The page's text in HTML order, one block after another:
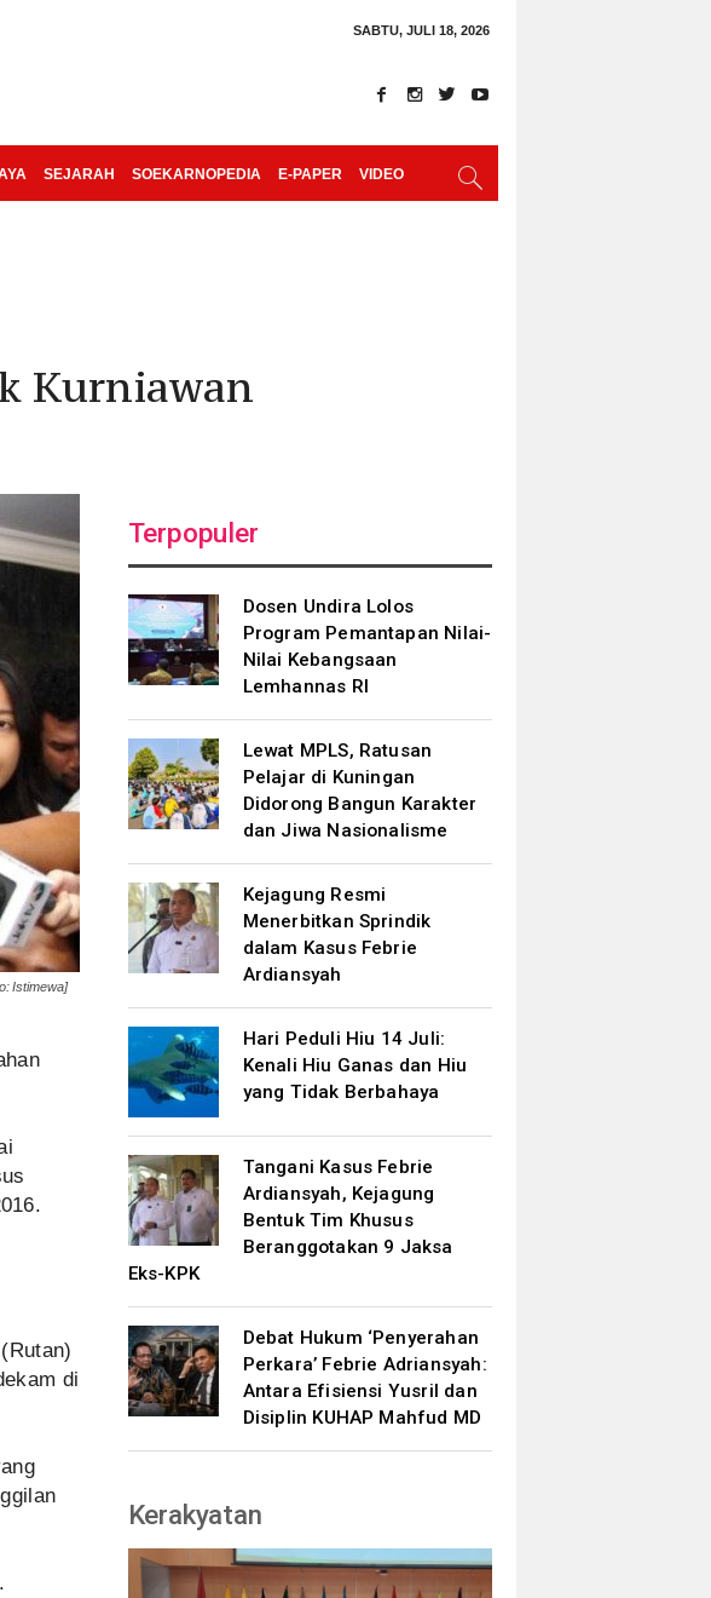
SABTU, JULI 18, 2026
SEJARAH SOEKARNOPEDIA E-PAPER VIDEO
Kurniawan
Istimewa]
di
Terpopuler
Dosen Undira Lolos
Program Pemantapan Nilai-
Nilai Kebangsaan
Lemhannas RI
Lewat MPLS, Ratusan
Pelajar di Kuningan
Didorong Bangun Karakter
dan Jiwa Nasionalisme
Kejagung Resmi
Menerbitkan Sprindik
dalam Kasus Febrie
Ardiansyah
Hari Peduli Hiu 14 Juli:
Kenali Hiu Ganas dan Hiu
yang Tidak Berbahaya
Tangani Kasus Febrie
Ardiansyah, Kejagung
Bentuk Tim Khusus
Beranggotakan 9 Jaksa
Eks-KPK
Debat Hukum ‘Penyerahan
Perkara’ Febrie Adriansyah:
Antara Efisiensi Yusril dan
Disiplin KUHAP Mahfud MD
Kerakyatan